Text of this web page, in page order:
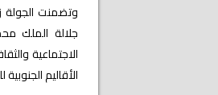
وتضمنت الجولة
جلالة الملك
الاجتماعية
الأقاليم